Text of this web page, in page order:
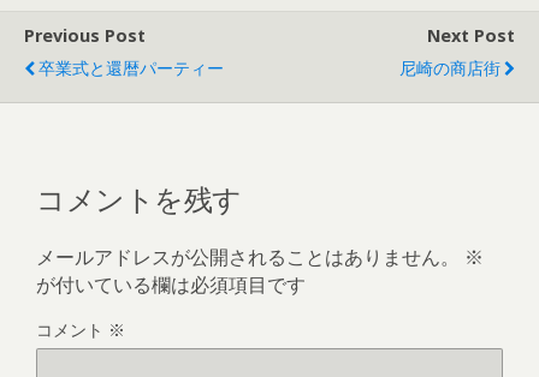
Previous Post
卒業式と還暦パーティー
Next Post
尼崎の商店街
コメントを残す
メールアドレスが公開されることはありません。
※
が付いている欄は必須項目です
コメント ※